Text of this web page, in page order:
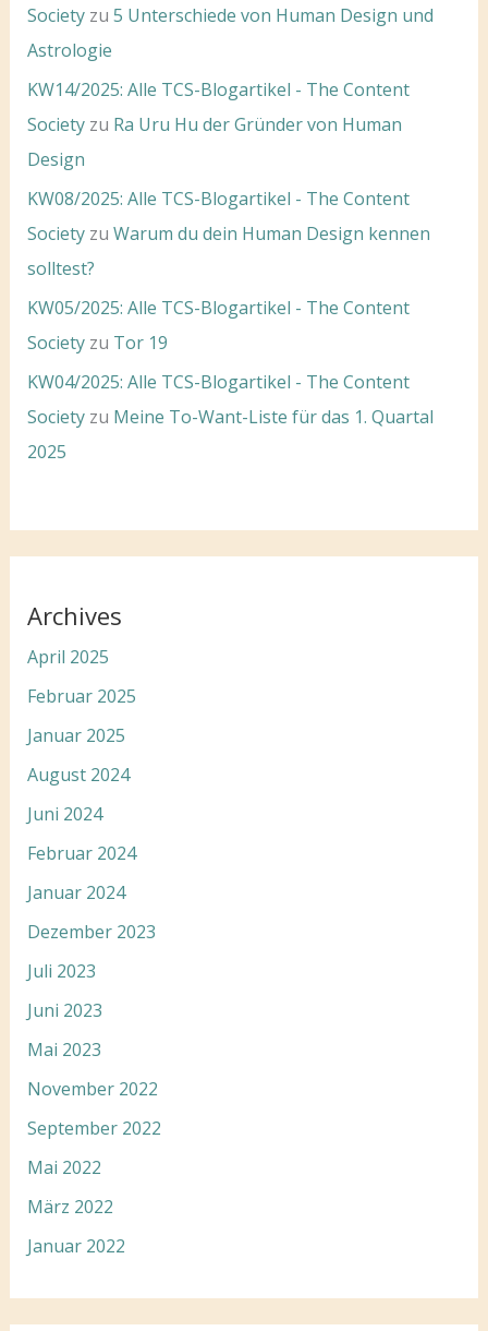
Societyzu 5 Unterschiede von Human Design und
Astrologie
KW14/2025: Alle TCS-Blogartikel - The Content
Societyzu Ra Uru Hu der Gründer von Human
Design
KW08/2025: Alle TCS-Blogartikel - The Content
Societyzu Warum du dein Human Design kennen
solltest?
KW05/2025: Alle TCS-Blogartikel - The Content
Societyzu Tor 19
KW04/2025: Alle TCS-Blogartikel - The Content
Societyzu Meine To-Want-Liste für das 1. Quartal
2025
Archives
April 2025
Februar 2025
Januar 2025
August 2024
Juni 2024
Februar 2024
Januar 2024
Dezember 2023
Juli 2023
Juni 2023
Mai 2023
November 2022
September 2022
Mai 2022
März 2022
Januar 2022